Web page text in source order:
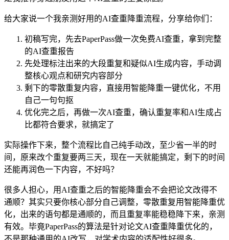
给大家说一个我亲测好用的AI查重降重流程，分享给你们：
初稿写完，先去PaperPass做一次免费AI查重，拿到完整
的AI查重报告
先处理标注出来的大段重复和疑似AI生成内容，手动调
整核心观点和研究内容部分
剩下的零散重复内容，直接用智能降重一键优化，不用
自己一句句抠
优化完之后，再做一次AI查重，确认重复率和AI生成占
比都符合要求，就搞定了
实际操作下来，整个流程比自己纯手动改，至少省一半的时
间，原来改个重复要两三天，现在一天就能搞定，剩下的时间
还能再润色一下内容，不好吗？
很多人担心，用AI查重之后的智能降重会不会把论文改得不
通顺？其实只要你核心部分自己调整，零散重复用智能降重优
化，出来的语句都是通顺的，而且重复率能稳稳降下来，亲测
有效。毕竟PaperPass的算法是针对论文AI查重降重优化的，